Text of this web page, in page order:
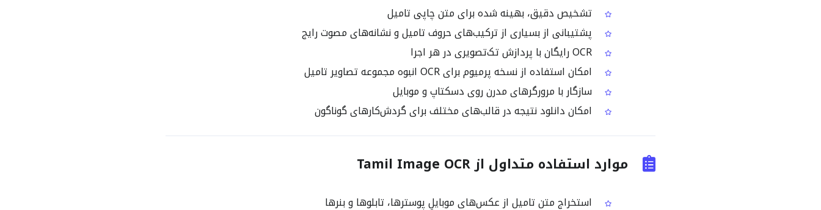
تشخیص دقیق، بهینه شده برای متن چاپی تامیل
پشتیبانی از بسیاری از ترکیب‌های حروف تامیل و نشانه‌های مصوت رایج
امکان استفاده از نسخه پرمیوم برای OCR انبوه مجموعه تصاویر تامیل
سازگار با مرورگرهای مدرن روی دسکتاپ و موبایل
امکان دانلود نتیجه در قالب‌های مختلف برای گردش‌کارهای گوناگون
موارد استفاده متداول از Tamil Image OCR
استخراج متن تامیل از عکس‌های موبایلِ پوسترها، تابلوها و بنرها